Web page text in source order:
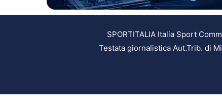
SPORTITALIA Italia Sport
Testata giornalistica Aut.Trib. di